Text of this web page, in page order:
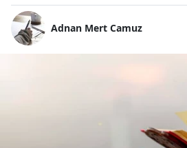
Adnan Mert Camuz